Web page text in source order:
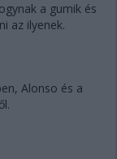
a gumik és
az ilyenek.
Alonso és a